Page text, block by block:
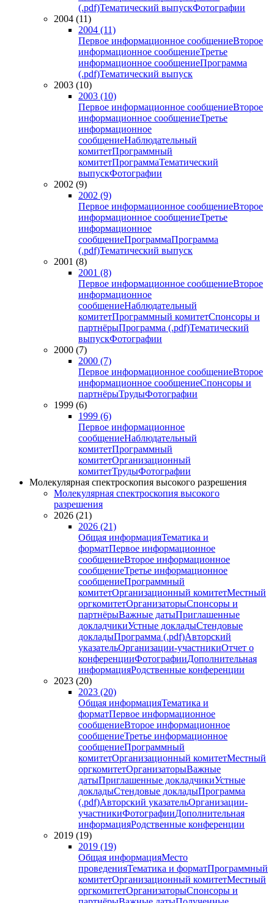
(.pdf)Тематический выпускФотографии
2004 (11)
2004 (11)
Первое информационное сообщениеВторое
информационное сообщениеТретье
информационное сообщениеПрограмма
(.pdf)Тематический выпуск
2003 (10)
2003 (10)
Первое информационное сообщениеВторое
информационное сообщениеТретье
информационное
сообщениеНаблюдательный
комитетПрограммный
комитетПрограммаТематический
выпускФотографии
2002 (9)
2002 (9)
Первое информационное сообщениеВторое
информационное сообщениеТретье
информационное
сообщениеПрограммаПрограмма
(.pdf)Тематический выпуск
2001 (8)
2001 (8)
Первое информационное сообщениеВторое
информационное
сообщениеНаблюдательный
комитетПрограммный комитетСпонсоры и
партнёрыПрограмма (.pdf)Тематический
выпускФотографии
2000 (7)
2000 (7)
Первое информационное сообщениеВторое
информационное сообщениеСпонсоры и
партнёрыТрудыФотографии
1999 (6)
1999 (6)
Первое информационное
сообщениеНаблюдательный
комитетПрограммный
комитетОрганизационный
комитетТрудыФотографии
Молекулярная спектроскопия высокого разрешения
Молекулярная спектроскопия высокого
разрешения
2026 (21)
2026 (21)
Общая информацияТематика и
форматПервое информационное
сообщениеВторое информационное
сообщениеТретье информационное
сообщениеПрограммный
комитетОрганизационный комитетМестный
оргкомитетОрганизаторыСпонсоры и
партнёрыВажные датыПриглашенные
докладчикиУстные докладыСтендовые
докладыПрограмма (.pdf)Авторский
указательОрганизации-участникиОтчет о
конференцииФотографииДополнительная
информацияРодственные конференции
2023 (20)
2023 (20)
Общая информацияТематика и
форматПервое информационное
сообщениеВторое информационное
сообщениеТретье информационное
сообщениеПрограммный
комитетОрганизационный комитетМестный
оргкомитетОрганизаторыВажные
датыПриглашенные докладчикиУстные
докладыСтендовые докладыПрограмма
(.pdf)Авторский указательОрганизации-
участникиФотографииДополнительная
информацияРодственные конференции
2019 (19)
2019 (19)
Общая информацияМесто
проведенияТематика и форматПрограммный
комитетОрганизационный комитетМестный
оргкомитетОрганизаторыСпонсоры и